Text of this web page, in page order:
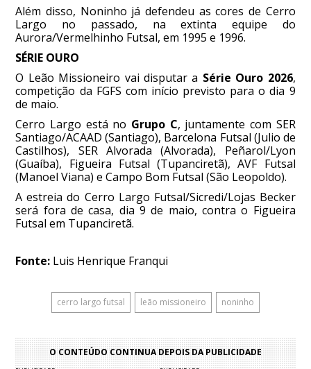
Além disso, Noninho já defendeu as cores de Cerro
Largo no passado, na extinta equipe do
Aurora/Vermelhinho Futsal, em 1995 e 1996.
SÉRIE OURO
O Leão Missioneiro vai disputar a Série Ouro 2026,
competição da FGFS com início previsto para o dia 9
de maio.
Cerro Largo está no Grupo C, juntamente com SER
Santiago/ACAAD (Santiago), Barcelona Futsal (Julio de
Castilhos), SER Alvorada (Alvorada), Peñarol/Lyon
(Guaíba), Figueira Futsal (Tupanciretã), AVF Futsal
(Manoel Viana) e Campo Bom Futsal (São Leopoldo).
A estreia do Cerro Largo Futsal/Sicredi/Lojas Becker
será fora de casa, dia 9 de maio, contra o Figueira
Futsal em Tupanciretã.
Fonte: Luis Henrique Franqui
cerro largo futsal leão missioneiro noninho
O CONTEÚDO CONTINUA DEPOIS DA PUBLICIDADE